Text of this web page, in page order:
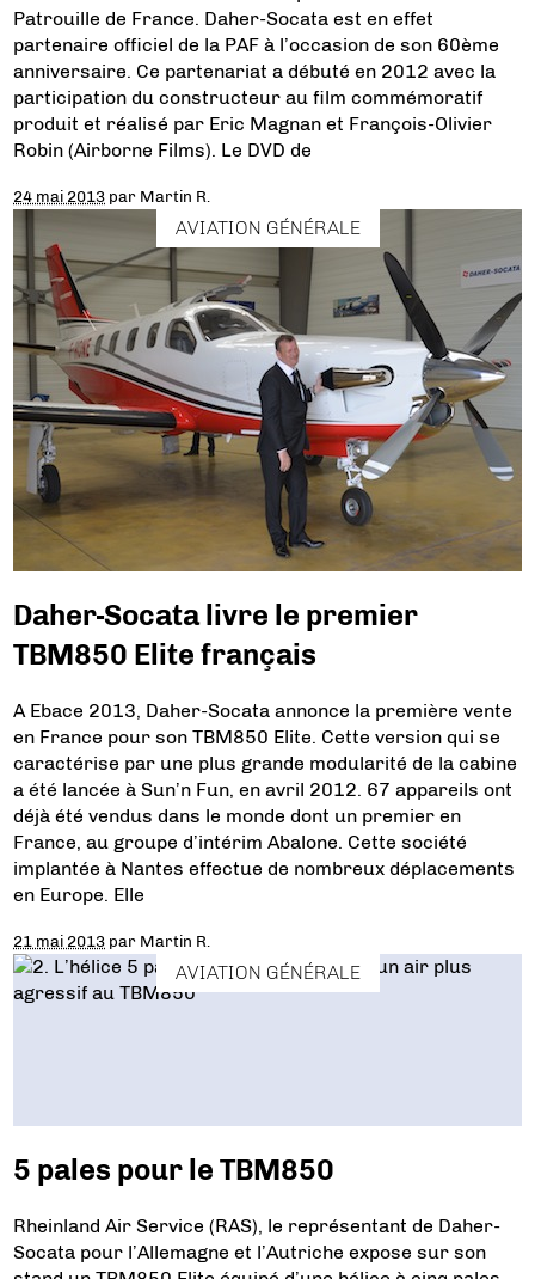
Patrouille de France. Daher-Socata est en effet
partenaire officiel de la PAF à l’occasion de son 60ème
anniversaire. Ce partenariat a débuté en 2012 avec la
participation du constructeur au film commémoratif
produit et réalisé par Eric Magnan et François-Olivier
Robin (Airborne Films). Le DVD de
24 mai 2013 par Martin R.
AVIATION GÉNÉRALE
Daher-Socata livre le premier
TBM850 Elite français
A Ebace 2013, Daher-Socata annonce la première vente
en France pour son TBM850 Elite. Cette version qui se
caractérise par une plus grande modularité de la cabine
a été lancée à Sun’n Fun, en avril 2012. 67 appareils ont
déjà été vendus dans le monde dont un premier en
France, au groupe d’intérim Abalone. Cette société
implantée à Nantes effectue de nombreux déplacements
en Europe. Elle
21 mai 2013 par Martin R.
AVIATION GÉNÉRALE
5 pales pour le TBM850
Rheinland Air Service (RAS), le représentant de Daher-
Socata pour l’Allemagne et l’Autriche expose sur son